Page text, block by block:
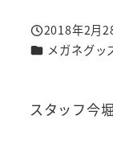
投稿日
2018年2月
カテゴリー
メガネグッ
スタッフ今堀